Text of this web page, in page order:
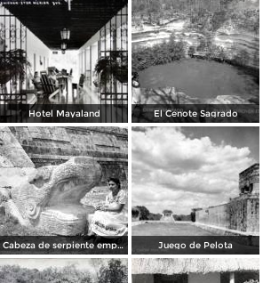
Hotel Mayaland El Cenote Sagrado
Cabeza de serpiente emplumada (Quetzalcóatl) Juego de Pelota